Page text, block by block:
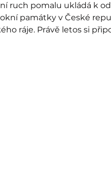
ruch pomalu ukládá k
památky v České
ráje. Právě letos si